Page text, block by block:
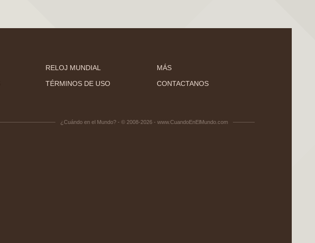
RELOJ MUNDIAL
MÁS
TÉRMINOS DE USO CONTACTANOS
¿Cuándo en el Mundo? - © 2008-2026 - www.CuandoEnElMundo.com